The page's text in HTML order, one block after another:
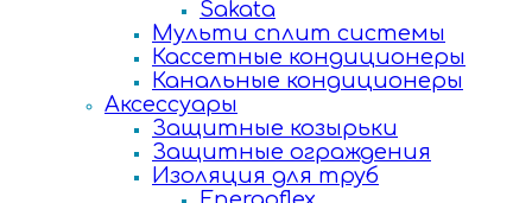
Sakata
Мульти сплит системы
Кассетные кондиционеры
Канальные кондиционеры
Аксессуары
Защитные козырьки
Защитные ограждения
Изоляция для труб